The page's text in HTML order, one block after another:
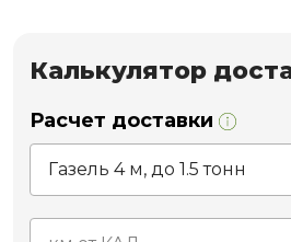
Калькулятор
Расчет доставки